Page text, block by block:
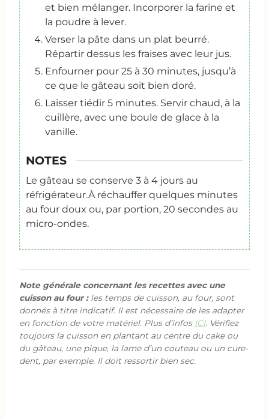
et bien mélanger. Incorporer la farine et
la poudre à lever.
Verser la pâte dans un plat beurré.
Répartir dessus les fraises avec leur jus.
Enfourner pour 25 à 30 minutes, jusqu’à
ce que le gâteau soit bien doré.
Laisser tiédir 5 minutes. Servir chaud, à la
cuillère, avec une boule de glace à la
vanille.
NOTES
Le gâteau se conserve 3 à 4 jours au
réfrigérateur.À réchauffer quelques minutes
au four doux ou, par portion, 20 secondes au
micro-ondes.
Note générale concernant les recettes avec une
cuisson au four :les temps de cuisson, au four, sont
donnés à titre indicatif. Il est nécessaire de les adapter
en fonction de votre matériel. Plus d’infos ICI. Vérifiez
toujours la cuisson en plantant au centre du cake ou
du gâteau, une pique, la lame d’un couteau ou un cure-
dent, par exemple. Il doit ressortir bien sec.